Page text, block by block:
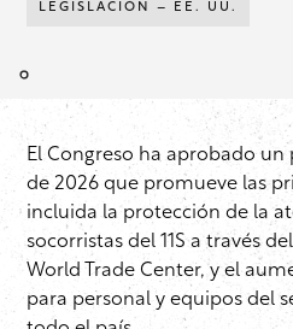
LEGISLACIÓN – EE. UU.
El Congreso ha aprobado
de 2026 que promueve las
incluida la protección de la
socorristas del 11S a través
World Trade Center, y el
para personal y equipos del